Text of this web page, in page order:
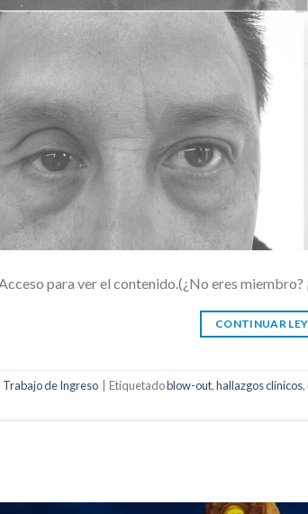
para ver el contenido.(¿No eres miembro?
CONTINUAR
Trabajo de Ingreso Etiquetadoblow-out,hallazgos clínicos,